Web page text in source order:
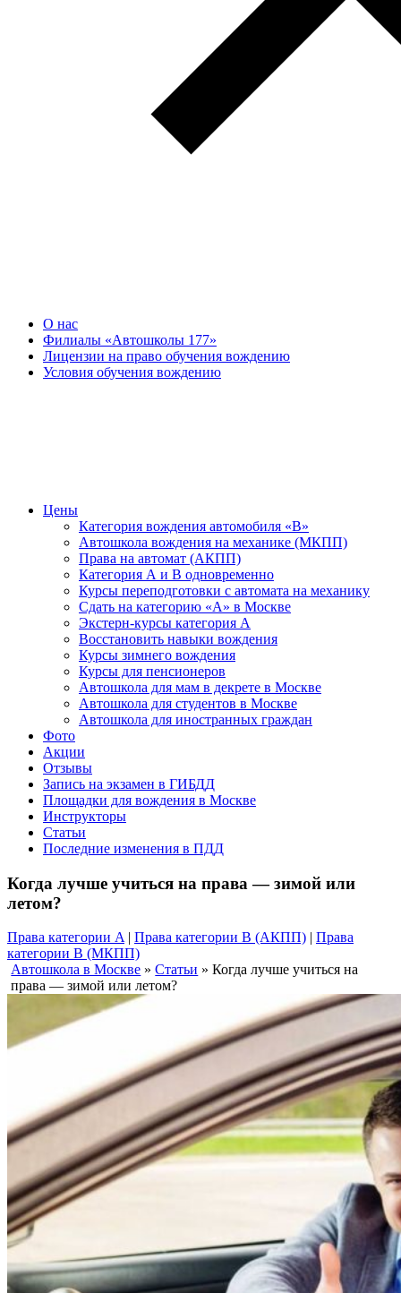
О нас
Филиалы «Автошколы 177»
Лицензии на право обучения вождению
Условия обучения вождению
Цены
Категория вождения автомобиля «В»
Автошкола вождения на механике (МКПП)
Права на автомат (АКПП)
Категория А и В одновременно
Курсы переподготовки с автомата на механику
Сдать на категорию «А» в Москве
Экстерн-курсы категория А
Восстановить навыки вождения
Курсы зимнего вождения
Курсы для пенсионеров
Автошкола для мам в декрете в Москве
Автошкола для студентов в Москве
Автошкола для иностранных граждан
Фото
Акции
Отзывы
Запись на экзамен в ГИБДД
Площадки для вождения в Москве
Инструкторы
Статьи
Последние изменения в ПДД
Когда лучше учиться на права — зимой или
летом?
Права категории A| Права категории B (АКПП) | Права
категории B (МКПП)
Автошкола в Москве » Статьи » Когда лучше учиться на
права — зимой или летом?